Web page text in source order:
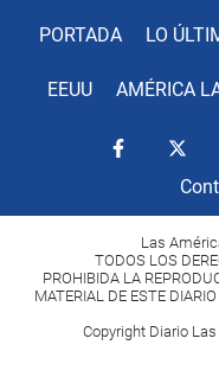
PORTADA LO
EEUU AMÉRICA
Las
TODOS LOS
PROHIBIDA LA
MATERIAL DE ESTE
Copyright Diario